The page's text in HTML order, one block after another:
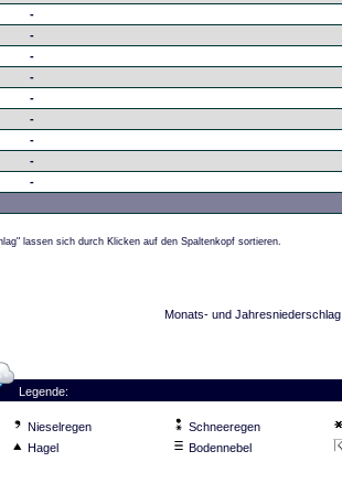
-
-
-
-
-
-
-
-
-
lassen sich durch Klicken auf den Spaltenkopf sortieren.
Monats- und Jahresniederschlag
Legende:
Nieselregen Schneeregen
Hagel Bodennebel